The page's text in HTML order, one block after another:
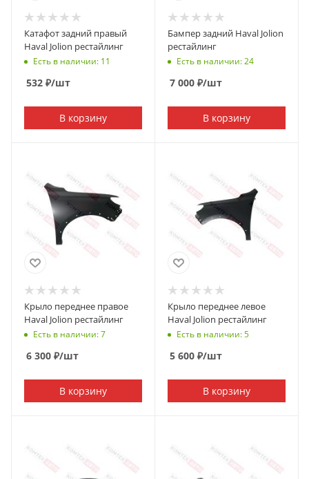
Катафот задний правый
Haval Jolion рестайлинг
Есть в наличии: 11
532 ₽/шт
В корзину
Бампер задний Haval Jolion
рестайлинг
Есть в наличии: 24
7 000 ₽/шт
В корзину
Крыло переднее правое
Haval Jolion рестайлинг
Есть в наличии: 7
6 300 ₽/шт
В корзину
Крыло переднее левое
Haval Jolion рестайлинг
Есть в наличии: 5
5 600 ₽/шт
В корзину